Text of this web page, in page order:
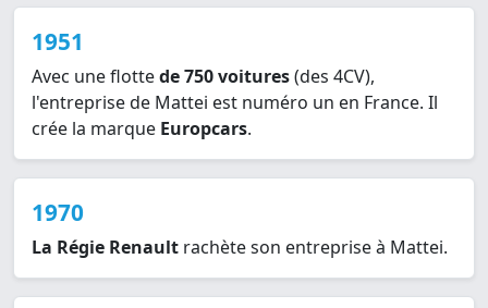
1951
Avec une flottede 750 voitures(des 4CV),
l'entreprise de Mattei est numéro un en France. Il
crée la marque Europcars.
1970
La Régie Renault rachète son entreprise à Mattei.